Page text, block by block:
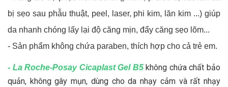
bị sẹo sau phẫu thuật, peel, laser, phi kim, lăn kim ...) giúp
da nhanh chóng lấy lại độ căng mịn, đẩy căng sẹo lõm...
- Sản phẩm không chứa paraben, thích hợp cho cả trẻ em.
- La Roche-Posay Cicaplast Gel B5 không chứa chất bảo
quản, không gây mụn, dùng cho da nhạy cảm và rất nhạy